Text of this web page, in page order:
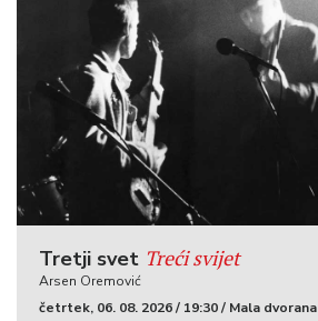
Tretji svet Treći svijet
Arsen Oremović
četrtek, 06. 08. 2026 / 19:30 / Mala dvorana